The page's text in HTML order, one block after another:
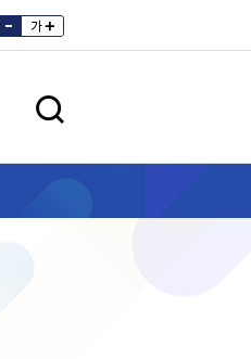
가
검색영역 열기